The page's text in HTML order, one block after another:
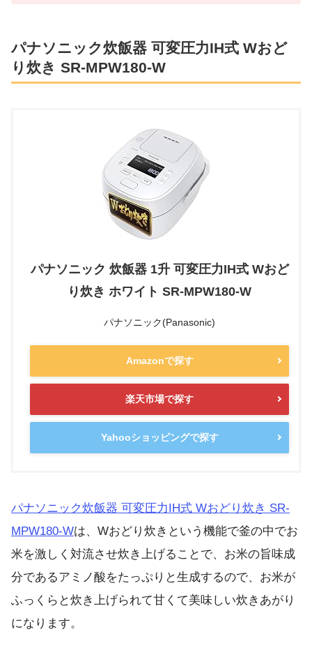
パナソニック炊飯器 可変圧力IH式 Wおど
り炊き SR-MPW180-W
パナソニック 炊飯器 1升 可変圧力IH式 Wおど
り炊き ホワイト SR-MPW180-W
パナソニック(Panasonic)
Amazonで探す
楽天市場で探す
Yahooショッピングで探す
パナソニック炊飯器 可変圧力IH式 Wおどり炊き SR-
MPW180-Wは、Wおどり炊きという機能で釜の中でお
米を激しく対流させ炊き上げることで、お米の旨味成
分であるアミノ酸をたっぷりと生成するので、お米が
ふっくらと炊き上げられて甘くて美味しい炊きあがり
になります。